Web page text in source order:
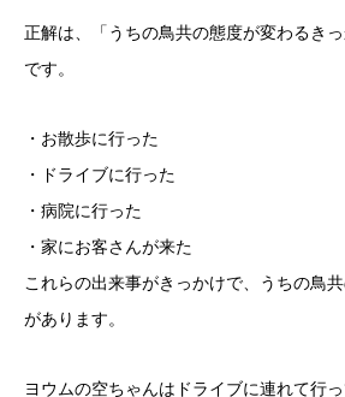
正解は、「うちの鳥共の態度が変わるきっ
です。
・お散歩に行った
・ドライブに行った
・病院に行った
・家にお客さんが来た
これらの出来事がきっかけで、うちの鳥
があります。
ヨウムの空ちゃんはドライブに連れて行